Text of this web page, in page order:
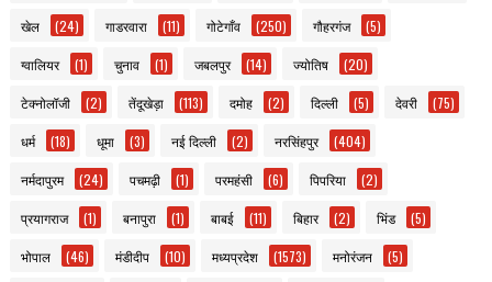
खेल (24) गाडरवारा (11) गोटेगाँव (250) गौहरगंज (5)
ग्वालियर (1) चुनाव (1) जबलपुर (14) ज्योतिष (20)
टेक्नोलॉजी (2) तेंदूखेड़ा (113) दमोह (2) दिल्ली (5) देवरी (75)
धर्म (18) धूमा (3) नई दिल्ली (2) नरसिंहपुर (404)
नर्मदापुरम (24) पचमढ़ी (1) परमहंसी (6) पिपरिया (2)
प्रयागराज (1) बनापुरा (1) बाबई (11) बिहार (2) भिंड (5)
भोपाल (46) मंडीदीप (10) मध्यप्रदेश (1573) मनोरंजन (5)